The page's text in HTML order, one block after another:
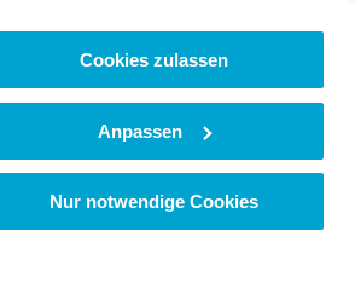
Cookies zulassen
Anpassen
Nur notwendige Cookies